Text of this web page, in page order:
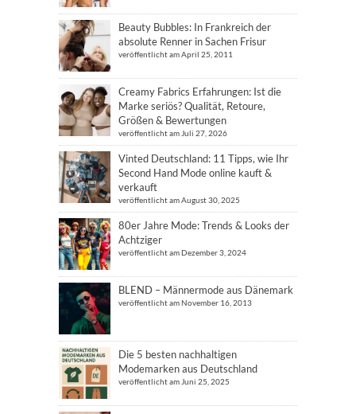
Beauty Bubbles: In Frankreich der
absolute Renner in Sachen Frisur
veröffentlicht am April 25, 2011
Creamy Fabrics Erfahrungen: Ist die
Marke seriös? Qualität, Retoure,
Größen & Bewertungen
veröffentlicht am Juli 27, 2026
Vinted Deutschland: 11 Tipps, wie Ihr
Second Hand Mode online kauft &
verkauft
veröffentlicht am August 30, 2025
80er Jahre Mode: Trends & Looks der
Achtziger
veröffentlicht am Dezember 3, 2024
BLEND – Männermode aus Dänemark
veröffentlicht am November 16, 2013
Die 5 besten nachhaltigen
Modemarken aus Deutschland
veröffentlicht am Juni 25, 2025